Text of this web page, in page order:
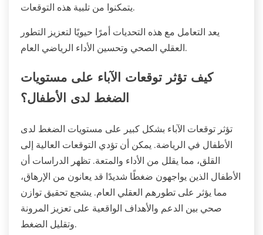
يتمكنوا من تلبية هذه التوقعات.
يعد التعامل مع هذه التحديات أمرًا حيويًا لتعزيز التطور
العقلي الصحي وتحسين الأداء الرياضي العام.
كيف تؤثر توقعات الآباء على مستويات
الضغط لدى الأطفال؟
تؤثر توقعات الآباء بشكل كبير على مستويات الضغط لدى
الأطفال في الرياضة. يمكن أن تؤدي التوقعات العالية إلى
القلق، مما يقلل من الأداء والمتعة. تظهر الدراسات أن
الأطفال الذين يواجهون ضغطًا شديدًا قد يعانون من الإرهاق،
مما يؤثر على تطورهم العقلي العام. يشجع تحقيق توازن
صحي بين الدعم والأهداف الواقعية على تعزيز المرونة
وتقليل الضغط.